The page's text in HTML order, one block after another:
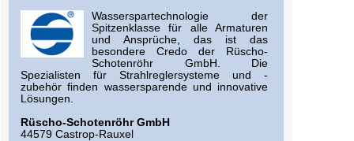
Wasserspartechnologie der
Spitzenklasse für alle Armaturen
und Ansprüche, das ist das
besondere Credo der Rüscho-
Schotenröhr GmbH. Die
Spezialisten für Strahlreglersysteme und -
zubehör finden wassersparende und innovative
Lösungen.
Rüscho-Schotenröhr GmbH
44579 Castrop-Rauxel